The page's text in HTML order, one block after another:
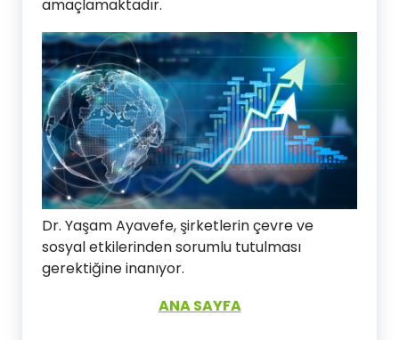
amaçlamaktadır.
Dr. Yaşam Ayavefe, şirketlerin çevre ve
sosyal etkilerinden sorumlu tutulması
gerektiğine inanıyor.
ANA SAYFA